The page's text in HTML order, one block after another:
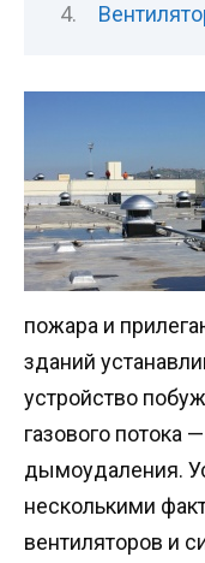
пожара и
зданий
устройство
газового потока
дымоудаления.
несколькими
вентиляторов и